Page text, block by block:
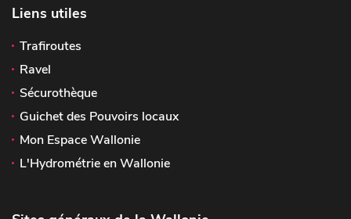
Liens utiles
Trafiroutes
Ravel
Sécurothèque
Guichet des Pouvoirs locaux
Mon Espace Wallonie
L'Hydrométrie en Wallonie